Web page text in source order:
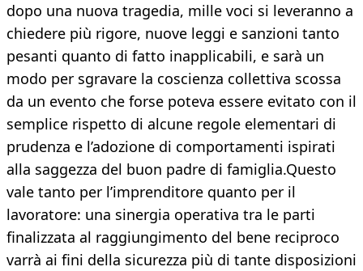
dopo una nuova tragedia, mille voci si leveranno a
chiedere più rigore, nuove leggi e sanzioni tanto
pesanti quanto di fatto inapplicabili, e sarà un
modo per sgravare la coscienza collettiva scossa
da un evento che forse poteva essere evitato con il
semplice rispetto di alcune regole elementari di
prudenza e l’adozione di comportamenti ispirati
alla saggezza del buon padre di famiglia.Questo
vale tanto per l’imprenditore quanto per il
lavoratore: una sinergia operativa tra le parti
finalizzata al raggiungimento del bene reciproco
varrà ai fini della sicurezza più di tante disposizioni